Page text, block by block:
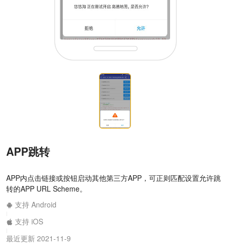
APP跳转
APP内点击链接或按钮启动其他第三方APP，可正则匹配设置允许跳
转的APP URL Scheme。
支持 Android
支持 iOS
最近更新 2021-11-9